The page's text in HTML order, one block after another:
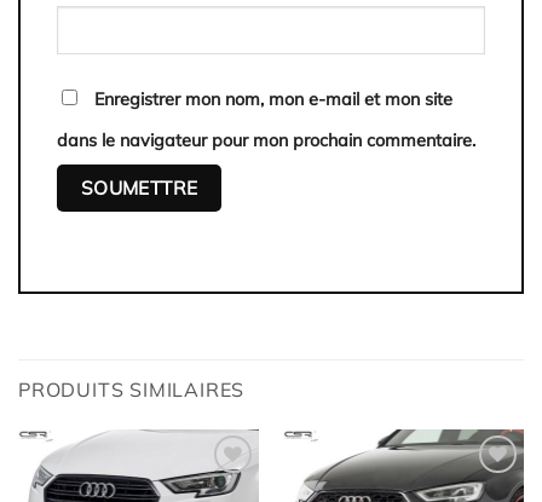
Enregistrer mon nom, mon e-mail et mon site
dans le navigateur pour mon prochain commentaire.
PRODUITS SIMILAIRES